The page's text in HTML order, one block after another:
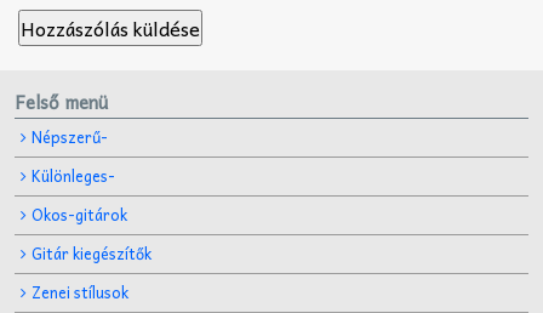
Felső menü
Népszerű-
Különleges-
Okos-gitárok
Gitár kiegészítők
Zenei stílusok